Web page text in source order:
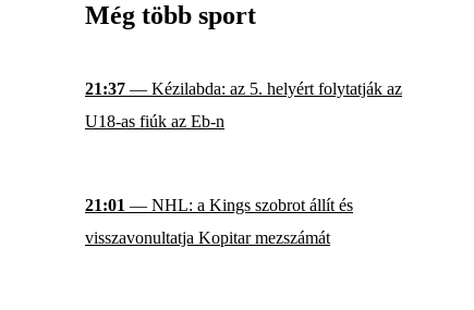
Még több sport
21:37 — Kézilabda: az 5. helyért folytatják az
U18-as fiúk az Eb-n
21:01 — NHL: a Kings szobrot állít és
visszavonultatja Kopitar mezszámát